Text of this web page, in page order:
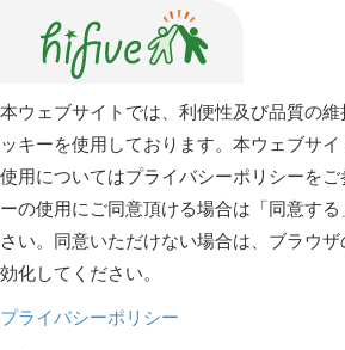
本ウェブサイトでは、利便性及び品質の
ッキーを使用しております。本ウェブサ
使用についてはプライバシーポリシーを
ーの使用にご同意頂ける場合は「同意す
さい。同意いただけない場合は、ブラウ
効化してください。
プライバシーポリシー